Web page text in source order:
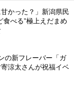
かった？」新潟県民
食べる”極上えだまめ
の新フレーバー「ガ
涼太さんが祝福イベ